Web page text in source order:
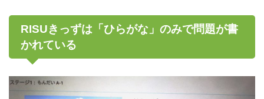
RISUきっずは「ひらがな」のみで問題が書
かれている